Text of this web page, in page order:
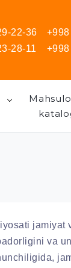
22-36
28-11
va